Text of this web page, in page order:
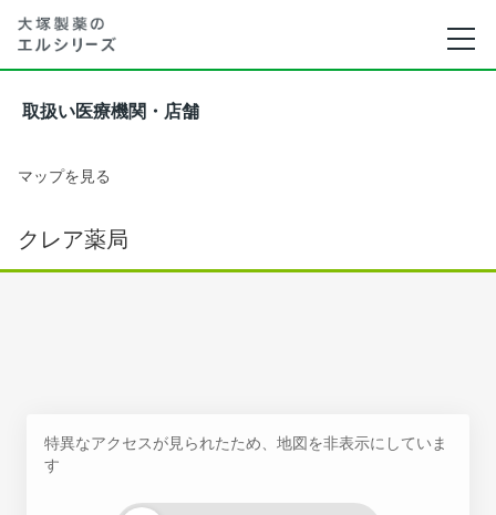
取扱い医療機関・店舗
マップを見る
クレア薬局
特異なアクセスが見られたため、地図を非表示にしていま
す